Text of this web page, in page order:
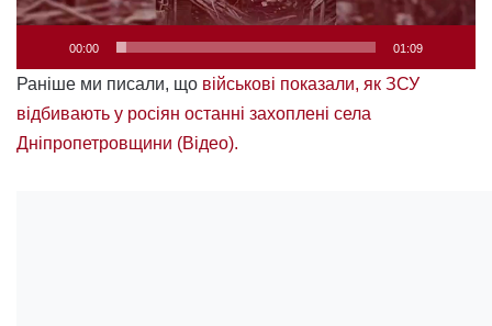
00:00 01:09
Раніше ми писали, що військові показали, як ЗСУ
відбивають у росіян останні захоплені села
Дніпропетровщини (Відео).